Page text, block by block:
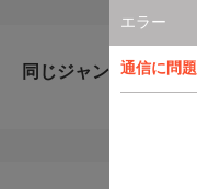
エラー
通信に問
同じジャンルのおす